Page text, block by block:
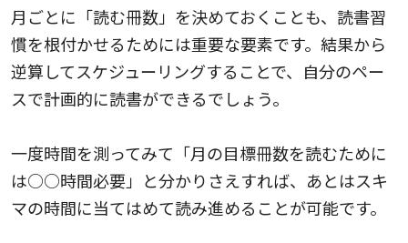
月ごとに「読む冊数」を決めておくことも、読書習
慣を根付かせるためには重要な要素です。結果から
逆算してスケジューリングすることで、自分のペー
スで計画的に読書ができるでしょう。
一度時間を測ってみて「月の目標冊数を読むために
は○○時間必要」と分かりさえすれば、あとはスキ
マの時間に当てはめて読み進めることが可能です。